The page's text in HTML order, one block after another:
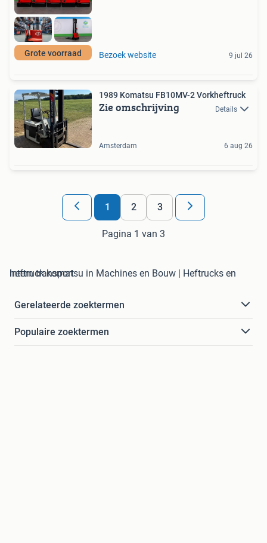
Grote voorraad Bezoek website 9 jul 26
1989 Komatsu FB10MV-2 Vorkheftruck
Zie omschrijving Details
Amsterdam 6 aug 26
1 2 3
Pagina 1 van 3
heftruck komatsu in Machines en Bouw | Heftrucks en Intern transport
Gerelateerde zoektermen
Populaire zoektermen